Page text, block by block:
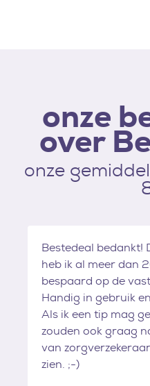
onze
over
onze
Bestedeal bedankt!
heb ik al meer dan
bespaard op de
Handig in gebruik
Als ik een tip mag
zouden ook graag
van
zien. ;-)